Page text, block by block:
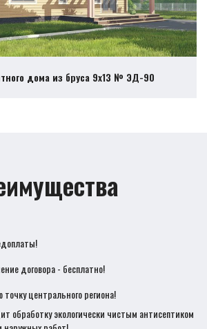
дома из бруса 9х13 № ЭД-90
договора - бесплатно!
центрального региона!
обработку экологически чистым антисептиком